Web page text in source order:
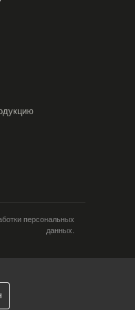
персональных
данных.